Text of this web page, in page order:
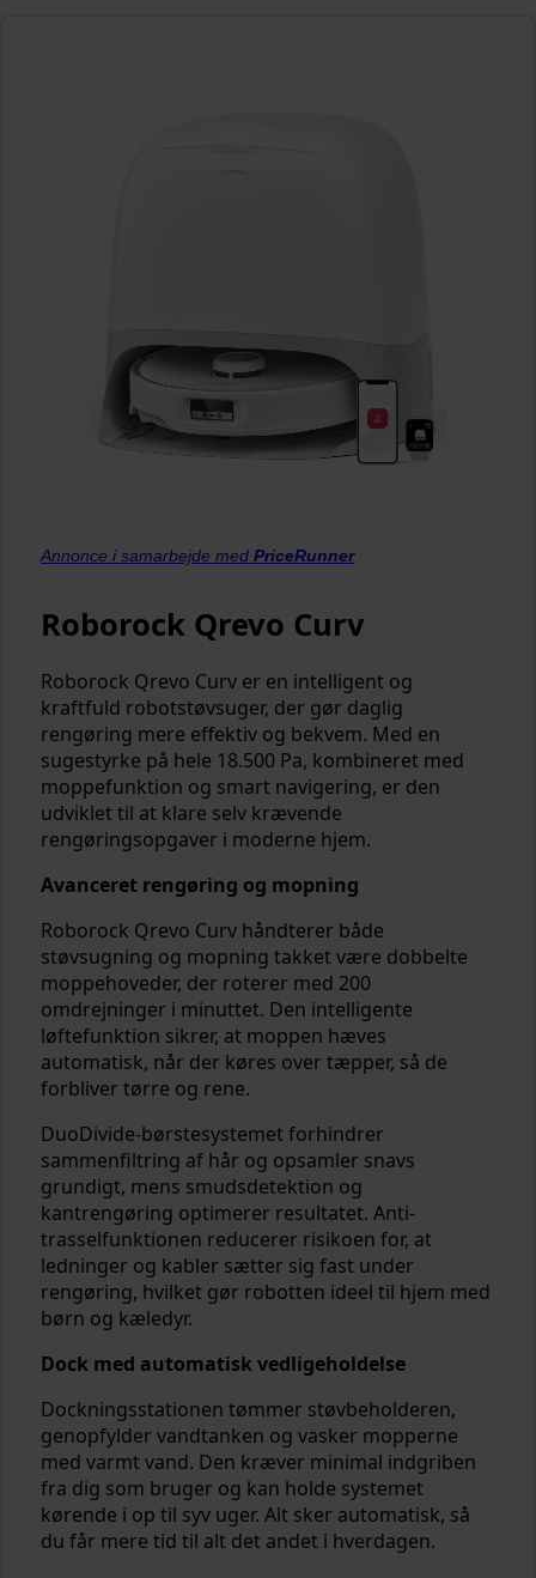
Annonce i samarbejde med PriceRunner
Roborock Qrevo Curv
Roborock Qrevo Curv er en intelligent og
kraftfuld robotstøvsuger, der gør daglig
rengøring mere effektiv og bekvem. Med en
sugestyrke på hele 18.500 Pa, kombineret med
moppefunktion og smart navigering, er den
udviklet til at klare selv krævende
rengøringsopgaver i moderne hjem.
Avanceret rengøring og mopning
Roborock Qrevo Curv håndterer både
støvsugning og mopning takket være dobbelte
moppehoveder, der roterer med 200
omdrejninger i minuttet. Den intelligente
løftefunktion sikrer, at moppen hæves
automatisk, når der køres over tæpper, så de
forbliver tørre og rene.
DuoDivide-børstesystemet forhindrer
sammenfiltring af hår og opsamler snavs
grundigt, mens smudsdetektion og
kantrengøring optimerer resultatet. Anti-
trasselfunktionen reducerer risikoen for, at
ledninger og kabler sætter sig fast under
rengøring, hvilket gør robotten ideel til hjem med
børn og kæledyr.
Dock med automatisk vedligeholdelse
Dockningsstationen tømmer støvbeholderen,
genopfylder vandtanken og vasker mopperne
med varmt vand. Den kræver minimal indgriben
fra dig som bruger og kan holde systemet
kørende i op til syv uger. Alt sker automatisk, så
du får mere tid til alt det andet i hverdagen.